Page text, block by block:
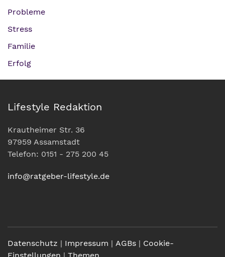
Probleme
Stress
Familie
Erfolg
Lifestyle Redaktion
Krautheimer Str. 36
97959 Assamstadt
Telefon: 0151 - 275 200 45
info@ratgeber-lifestyle.de
Datenschutz | Impressum | AGBs | Cookie-